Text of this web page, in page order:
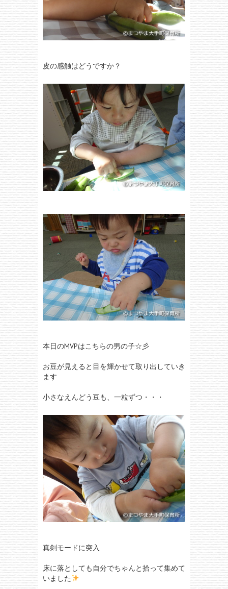
皮の感触はどうですか？
本日のMVPはこちらの男の子☆彡
お豆が見えると目を輝かせて取り出していき
ます
小さなえんどう豆も、一粒ずつ・・・
真剣モードに突入
床に落としても自分でちゃんと拾って集めて
いました